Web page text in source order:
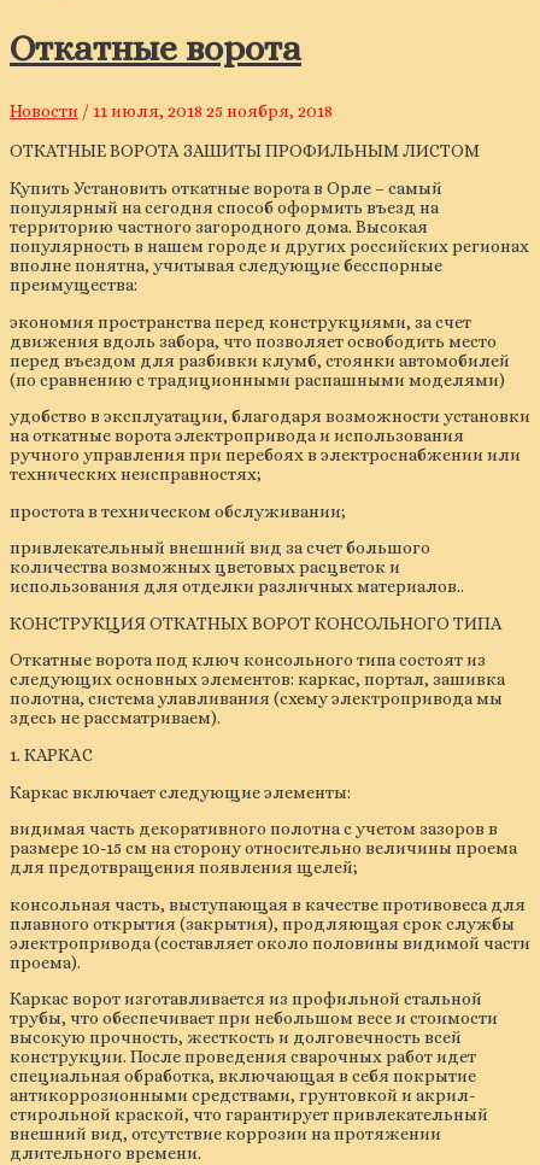
Откатные ворота
Новости / 11 июля, 2018 25 ноября, 2018
ОТКАТНЫЕ ВОРОТА ЗАШИТЫ ПРОФИЛЬНЫМ ЛИСТОМ
Купить Установить откатные ворота в Орле – самый
популярный на сегодня способ оформить въезд на
территорию частного загородного дома. Высокая
популярность в нашем городе и других российских регионах
вполне понятна, учитывая следующие бесспорные
преимущества:
экономия пространства перед конструкциями, за счет
движения вдоль забора, что позволяет освободить место
перед въездом для разбивки клумб, стоянки автомобилей
(по сравнению с традиционными распашными моделями)
удобство в эксплуатации, благодаря возможности установки
на откатные ворота электропривода и использования
ручного управления при перебоях в электроснабжении или
технических неисправностях;
простота в техническом обслуживании;
привлекательный внешний вид за счет большого
количества возможных цветовых расцветок и
использования для отделки различных материалов..
КОНСТРУКЦИЯ ОТКАТНЫХ ВОРОТ КОНСОЛЬНОГО ТИПА
Откатные ворота под ключ консольного типа состоят из
следующих основных элементов: каркас, портал, зашивка
полотна, система улавливания (схему электропривода мы
здесь не рассматриваем).
1. КАРКАС
Каркас включает следующие элементы:
видимая часть декоративного полотна с учетом зазоров в
размере 10-15 см на сторону относительно величины проема
для предотвращения появления щелей;
консольная часть, выступающая в качестве противовеса для
плавного открытия (закрытия), продляющая срок службы
электропривода (составляет около половины видимой части
проема).
Каркас ворот изготавливается из профильной стальной
трубы, что обеспечивает при небольшом весе и стоимости
высокую прочность, жесткость и долговечность всей
конструкции. После проведения сварочных работ идет
специальная обработка, включающая в себя покрытие
антикоррозионными средствами, грунтовкой и акрил-
стирольной краской, что гарантирует привлекательный
внешний вид, отсутствие коррозии на протяжении
длительного времени.